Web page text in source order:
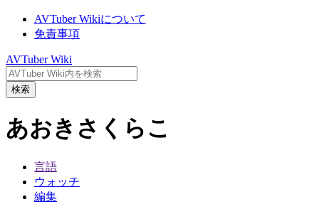
AVTuber Wikiについて
免責事項
AVTuber Wiki
検索
あおきさくらこ
言語
ウォッチ
編集